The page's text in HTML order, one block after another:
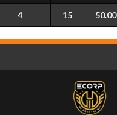
4 15 50.00